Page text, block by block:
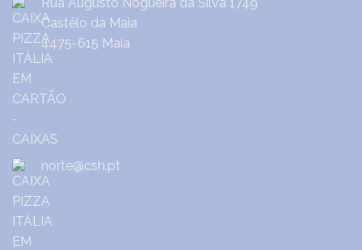
Castêlo da Maia
4475-615 Maia
norte@csh.pt